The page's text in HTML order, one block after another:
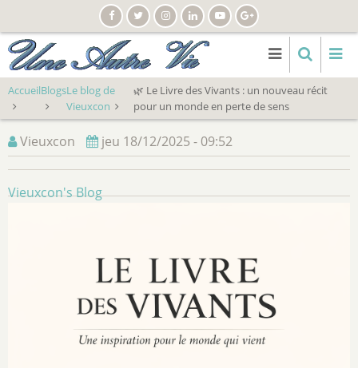
au
contenu
principal
AccueilBlogsLe blog de
Vieuxcon
🌿 Le Livre des Vivants : un nouveau récit
pour un monde en perte de sens
Vieuxcon jeu 18/12/2025 - 09:52
Vieuxcon's Blog